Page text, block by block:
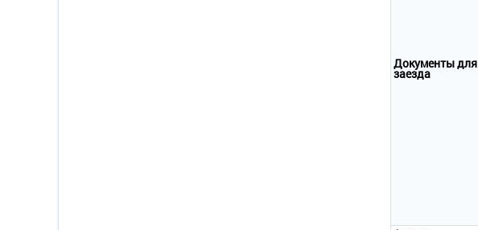
Документы для
заезда